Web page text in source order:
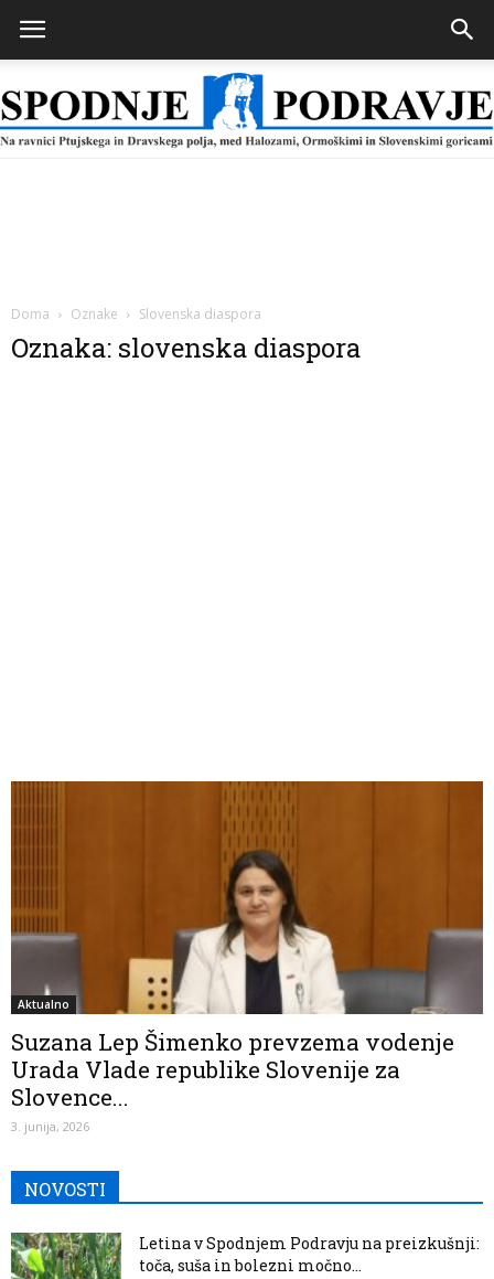
Doma Oznake Slovenska diaspora
Oznaka: slovenska diaspora
Aktualno
Suzana Lep Šimenko prevzema vodenje
Urada Vlade republike Slovenije za
Slovence...
3. junija, 2026
NOVOSTI
Letina v Spodnjem Podravju na preizkušnji:
toča, suša in bolezni močno...